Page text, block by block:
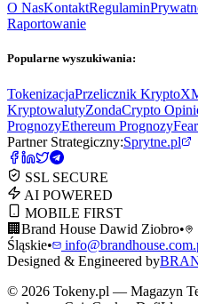
O NasKontaktRegulamin
Raportowanie
Popularne wyszukiwania:
TokenizacjaPrzelicznik Krypto
KryptowalutyZondaCrypto
PrognozyEthereum Prognozy
Partner Strategiczny:Sprytne.pl
SSL SECURE
AI POWERED
MOBILE FIRST
🏢 Brand House Dawid Ziobro•
Śląskie•
Designed & Engineered by
© 2026 Tokeny.pl — Magazyn